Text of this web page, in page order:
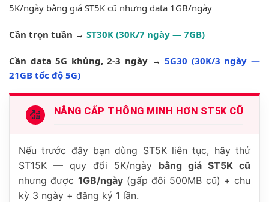
5K/ngày bằng giá ST5K cũ nhưng data 1GB/ngày
Cần trọn tuần → ST30K (30K/7 ngày — 7GB)
Cần data 5G khủng, 2-3 ngày →5G30 (30K/3 ngày —
21GB tốc độ 5G)
NÂNG CẤP THÔNG MINH HƠN ST5K CŨ
Nếu trước đây bạn dùng ST5K liên tục, hãy thử
ST15K — quy đổi 5K/ngày bằng giá ST5K cũ
nhưng được 1GB/ngày(gấp đôi 500MB cũ) + chu
kỳ 3 ngày + đăng ký 1 lần.